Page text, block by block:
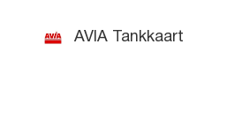
AVIA Tankkaart